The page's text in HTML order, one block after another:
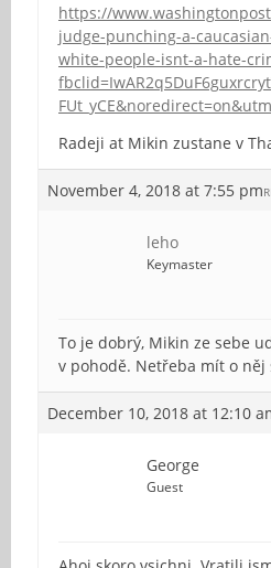
https://
judge-punching-a-
white-people-isnt-a-hate-
Radeji at Mikin zustane v
November 4, 2018 at 7:55 pm
leho
Keymaster
To je dobrý, Mikin ze sebe
v pohodě. Netřeba mít o
December 10, 2018 at 12:10
George
Guest